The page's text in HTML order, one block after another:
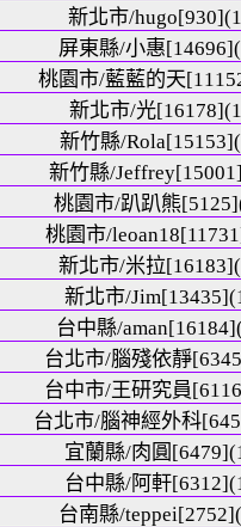
新北市/
屏東縣/小惠
桃園市/藍藍的天
新北市/光
新竹縣/
新竹縣/
桃園市/趴趴熊
桃園市/
新北市/米拉
新北市/
台中縣/
台北市/腦殘依靜
台中市/王研究員
台北市/腦神經外科
宜蘭縣/肉圓
台中縣/阿軒
台南縣/